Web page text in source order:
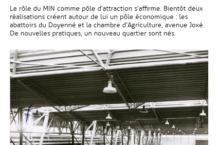
Le rôle du MIN comme pôle d’attraction s’affirme. Bientôt deux
réalisations créent autour de lui un pôle économique : les
abattoirs du Doyenné et la chambre d’Agriculture, avenue Joxé.
De nouvelles pratiques, un nouveau quartier sont nés.